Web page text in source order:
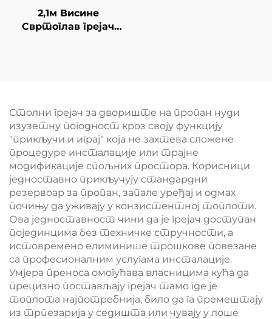
2,1м Висине
Свртоглав грејач
Столни грејач за двориште на пропан нуди
изузетну погодност кроз своју функцију
"прикључи и играј" која не захтева сложене
процедуре инсталације или трајне
модификације спољних простора. Корисници
једноставно прикључују стандардни
резервоар за пропан, запале уређај и одмах
почињу да уживају у конзистентној топлоти.
Ова једноставност чини да је грејач доступан
појединцима без техничке стручности, а
истовремено елиминише трошкове повезане
са професионалним услугама инсталације.
Умјера преноса омогућава власницима кућа да
прецизно постављају грејач тамо где је
топлота најпотребнија, било да га премештају
из трпезарија у седишта или чувају у лоше